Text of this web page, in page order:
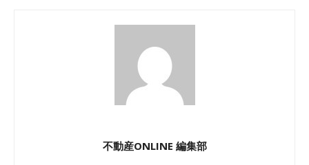
不動産ONLINE 編集部